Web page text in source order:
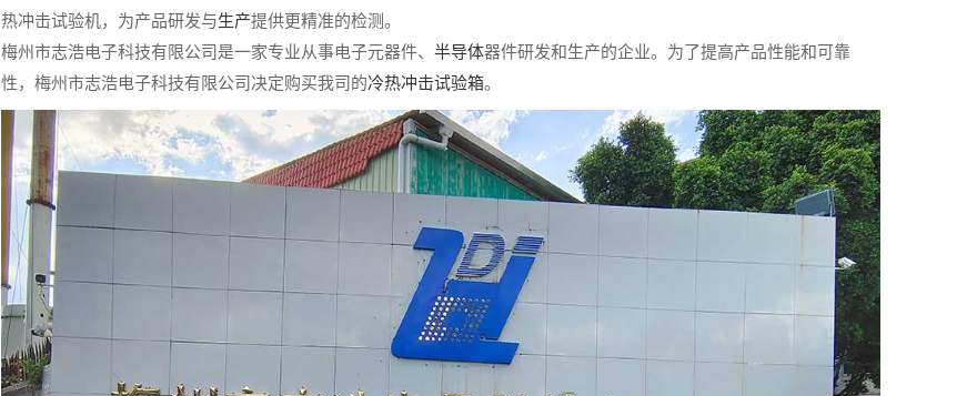
热冲击试验机，为产品研发与生产提供更精准的检测。
梅州市志浩电子科技有限公司是一家专业从事电子元器件、 半导体器件研发和生产的企业。为了提高产品性能和可靠
性，梅州市志浩电子科技有限公司决定购买我司的冷热冲击试验箱。